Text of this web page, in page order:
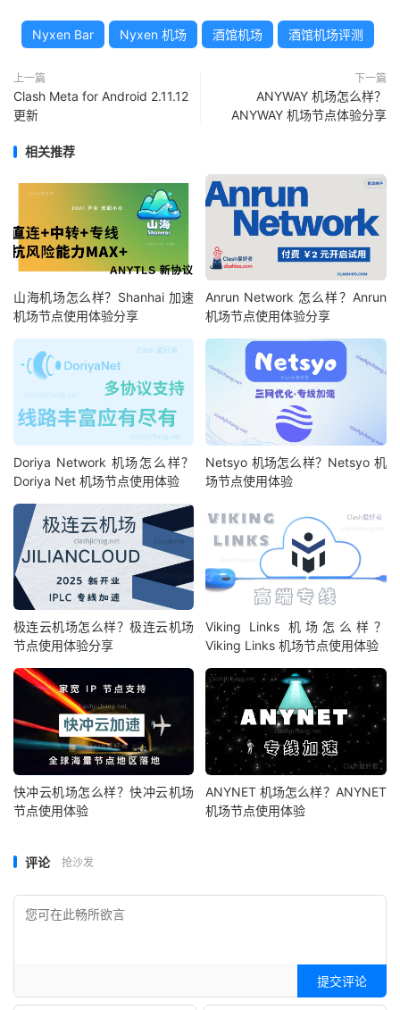
Nyxen Bar Nyxen 机场 酒馆机场 酒馆机场评测
上一篇
Clash Meta for Android 2.11.12
更新
下一篇
ANYWAY 机场怎么样？
ANYWAY 机场节点体验分享
相关推荐
山海机场怎么样？Shanhai 加速
机场节点使用体验分享
Anrun Network 怎么样？Anrun
机场节点使用体验分享
Doriya Network 机场怎么样？
Doriya Net 机场节点使用体验
Netsyo 机场怎么样？Netsyo 机
场节点使用体验
极连云机场怎么样？极连云机场
节点使用体验分享
Viking Links 机场怎么样？
Viking Links 机场节点使用体验
快冲云机场怎么样？快冲云机场
节点使用体验
ANYNET 机场怎么样？ANYNET
机场节点使用体验
评论 抢沙发
提交评论